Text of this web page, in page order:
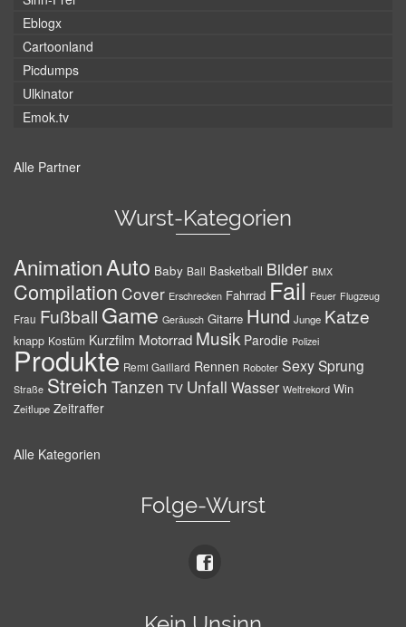
Eblogx
Cartoonland
Picdumps
Ulkinator
Emok.tv
Alle Partner
Wurst-Kategorien
AnimationAuto Baby Ball Basketball Bilder BMX
Compilation Cover Erschrecken Fahrrad Fail Feuer Flugzeug
Frau Fußball Game Geräusch Gitarre Hund Junge Katze
knapp Kostüm Kurzfilm Motorrad Musik Parodie Polizei
Produkte Remi Gaillard Rennen Roboter SexySprung
Straße Streich Tanzen TV Unfall Wasser Weltrekord Win
Zeitlupe Zeitraffer
Alle Kategorien
Folge-Wurst